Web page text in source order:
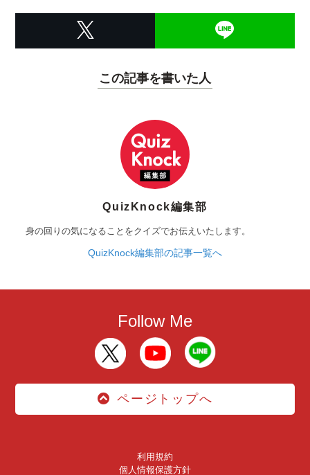
この記事を書いた人
QuizKnock編集部
身の回りの気になることをクイズでお伝えいたします。
QuizKnock編集部の記事一覧へ
Follow Me
ページトップへ
利用規約
個人情報保護方針